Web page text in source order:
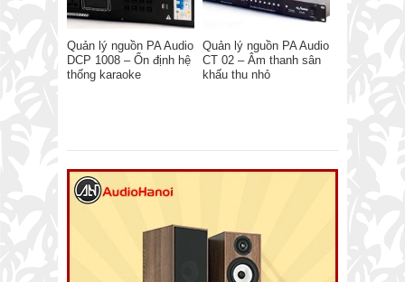
Quản lý nguồn PA Audio
DCP 1008 – Ổn định hệ
thống karaoke
Quản lý nguồn PA Audio
CT 02 – Âm thanh sân
khấu thu nhỏ